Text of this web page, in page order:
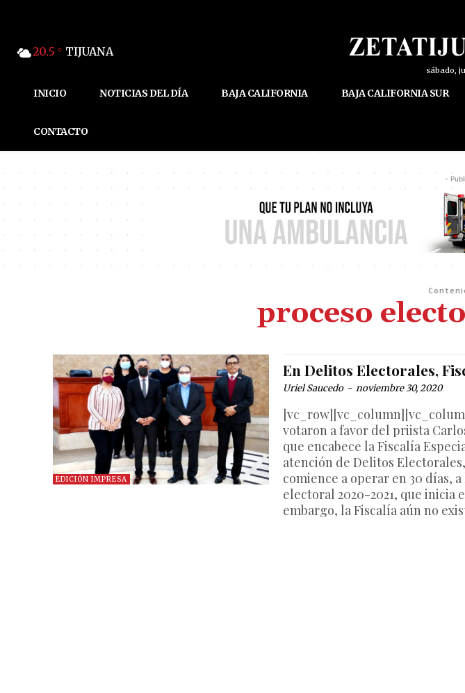
20.5 C TIJUANA
sábado,
INICIO NOTICIAS DEL DÍA BAJA CALIFORNIA BAJA CALIFORNIA SUR
CONTACTO
-
proceso
EDICIÓN IMPRESA
En Delitos Electorales,
Uriel Saucedo - noviembre 30, 2020
votaron a favor del priista
que encabece la Fiscalía
atención de Delitos
comience a operar en 30 días,
electoral 2020-2021, que inicia
embargo, la Fiscalía aún no